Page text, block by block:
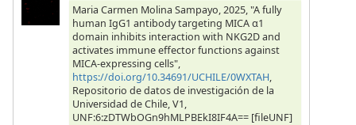
Maria Carmen Molina Sampayo, 2025, "A fully
human IgG1 antibody targeting MICA α1
domain inhibits interaction with NKG2D and
activates immune effector functions against
MICA-expressing cells",
https://doi.org/10.34691/UCHILE/0WXTAH,
Repositorio de datos de investigación de la
Universidad de Chile, V1,
UNF:6:zDTWbOGn9hMLPBEkI8IF4A== [fileUNF]